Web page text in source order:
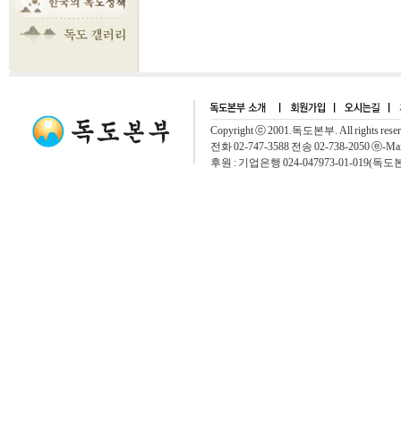
Copyright ⓒ 2001.독도본부. All rights
전화 02-747-3588 전송 02-738-2050 ⓔ-
후원 : 기업은행 024-047973-01-019(독도